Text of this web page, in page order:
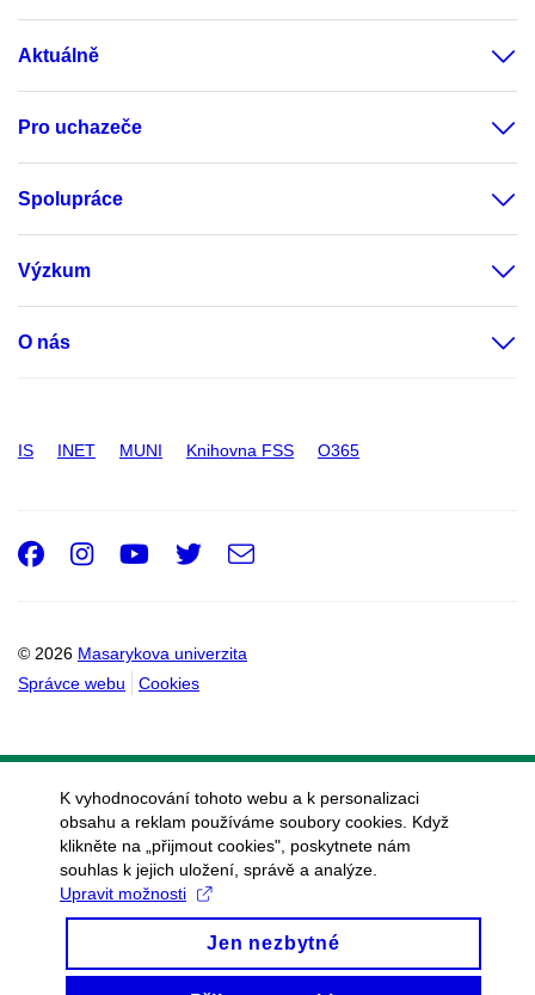
Aktuálně
Pro uchazeče
Spolupráce
Výzkum
O nás
IS INET MUNI Knihovna FSS O365
© 2026 Masarykova univerzita
Správce webu
Cookies
Facebook
Instagram
Youtube
Twitter
e-
K vyhodnocování tohoto webu a k personalizaci
obsahu a reklam používáme soubory cookies. Když
klikněte na „přijmout cookies", poskytnete nám
souhlas k jejich uložení, správě a analýze.
Upravit možnosti
Jen nezbytné